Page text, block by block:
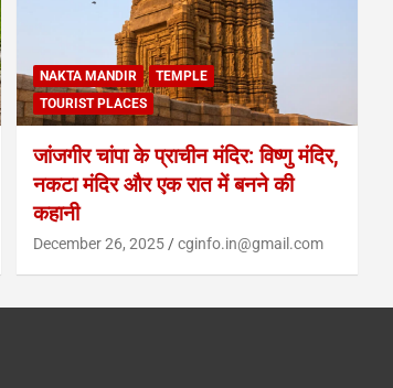
NAKTA MANDIR
TEMPLE
TOURIST PLACES
जांजगीर चांपा के प्राचीन मंदिर: विष्णु मंदिर,
नकटा मंदिर और एक रात में बनने की
कहानी
December 26, 2025 cginfo.in@gmail.com